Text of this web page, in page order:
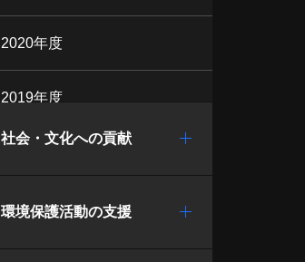
2020年度
2019年度
社会・文化への貢献
環境保護活動の支援